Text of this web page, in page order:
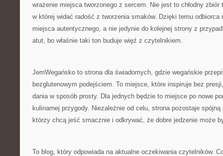
wrażenie miejsca tworzonego z sercem. Nie jest to chłodny
w której widać radość z tworzenia smaków. Dzięki temu
miejsca autentycznego, a nie jedynie do kolejnej strony z
atut, bo właśnie taki ton buduje więź z czytelnikiem.
JemWegańsko to strona dla świadomych, gdzie wegańskie
bezglutenowym podejściem. To miejsce, które inspiruje bez
dania w sposób prosty. Dla jednych będzie to miejsce po nowe
kulinarnej przygody. Niezależnie od celu, strona pozostaje
którzy chcą jeść smacznie i odkrywać, że dobre jedzenie może
To blog, który odpowiada na aktualne oczekiwania czytelników.